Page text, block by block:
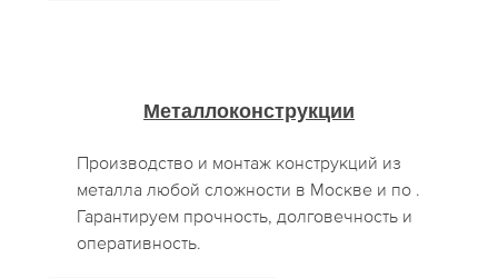
Металлоконструкции
Производство и монтаж конструкций из
металла любой сложности в Москве и по .
Гарантируем прочность, долговечность и
оперативность.